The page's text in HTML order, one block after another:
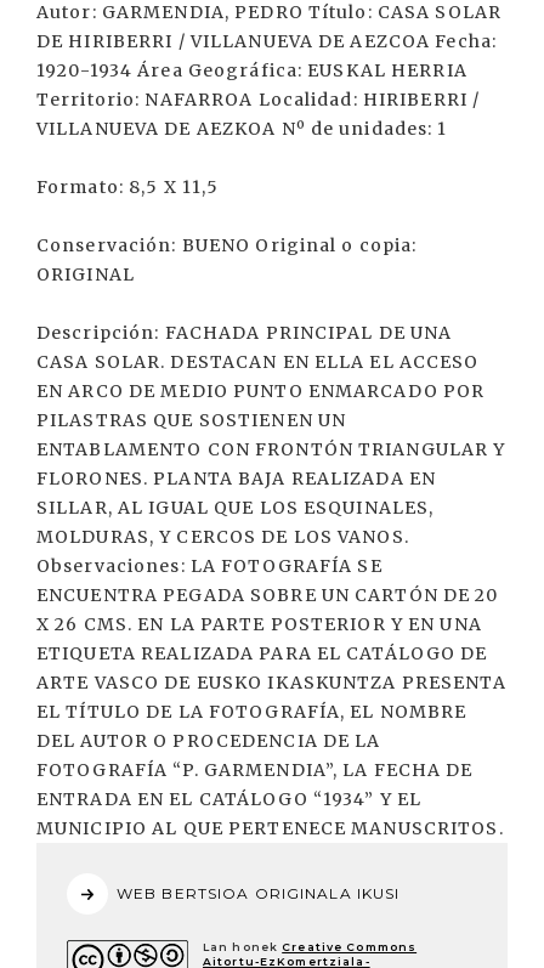
Autor: GARMENDIA, PEDRO Título: CASA SOLAR
DE HIRIBERRI / VILLANUEVA DE AEZCOA Fecha:
1920-1934 Área Geográfica: EUSKAL HERRIA
Territorio: NAFARROA Localidad: HIRIBERRI /
VILLANUEVA DE AEZKOA Nº de unidades: 1
Formato: 8,5 X 11,5
Conservación: BUENO Original o copia:
ORIGINAL
Descripción: FACHADA PRINCIPAL DE UNA
CASA SOLAR. DESTACAN EN ELLA EL ACCESO
EN ARCO DE MEDIO PUNTO ENMARCADO POR
PILASTRAS QUE SOSTIENEN UN
ENTABLAMENTO CON FRONTÓN TRIANGULAR Y
FLORONES. PLANTA BAJA REALIZADA EN
SILLAR, AL IGUAL QUE LOS ESQUINALES,
MOLDURAS, Y CERCOS DE LOS VANOS.
Observaciones: LA FOTOGRAFÍA SE
ENCUENTRA PEGADA SOBRE UN CARTÓN DE 20
X 26 CMS. EN LA PARTE POSTERIOR Y EN UNA
ETIQUETA REALIZADA PARA EL CATÁLOGO DE
ARTE VASCO DE EUSKO IKASKUNTZA PRESENTA
EL TÍTULO DE LA FOTOGRAFÍA, EL NOMBRE
DEL AUTOR O PROCEDENCIA DE LA
FOTOGRAFÍA “P. GARMENDIA”, LA FECHA DE
ENTRADA EN EL CATÁLOGO “1934” Y EL
MUNICIPIO AL QUE PERTENECE MANUSCRITOS.
WEB BERTSIOA ORIGINALA IKUSI
Lan honek Creative Commons
Aitortu-EzKomertziala-